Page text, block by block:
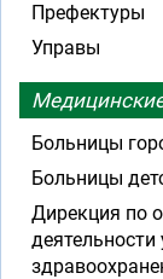
Префектуры
Управы
Больницы
Больницы
Дирекция по